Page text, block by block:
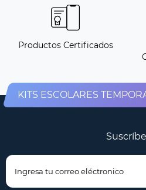
Productos Certificados
KITS ESCOLARES